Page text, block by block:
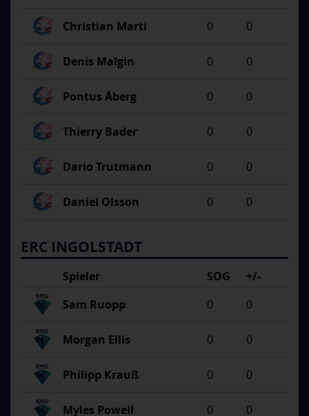
Christian Marti 0 0
Denis Malgin 0 0
Pontus Åberg 0 0
Thierry Bader 0 0
Dario Trutmann 0 0
Daniel Olsson 0 0
ERC INGOLSTADT
Spieler SOG
+/-
Sam Ruopp
0 0
Morgan Ellis 0 0
Philipp Krauß 0 0
Myles Powell 0 0